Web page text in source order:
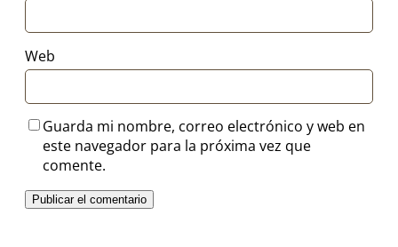
Web
Guarda mi nombre, correo electrónico y web en
este navegador para la próxima vez que
comente.